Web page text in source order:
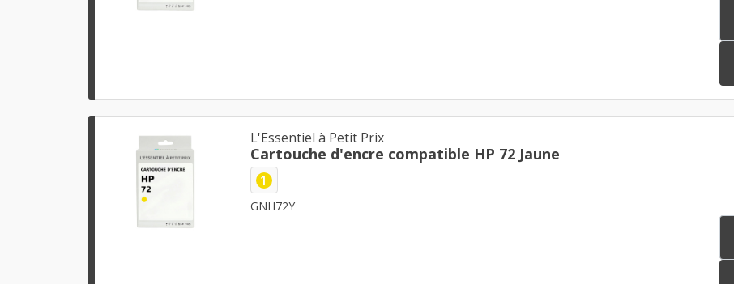
L'Essentiel à Petit Prix
Cartouche d'encre compatible HP 72 Jaune
1
GNH72Y